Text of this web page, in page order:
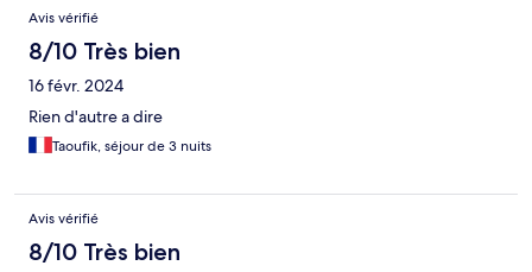
Avis vérifié
8/10 Très bien
16 févr. 2024
Rien d'autre a dire
Taoufik, séjour de 3 nuits
Avis vérifié
8/10 Très bien